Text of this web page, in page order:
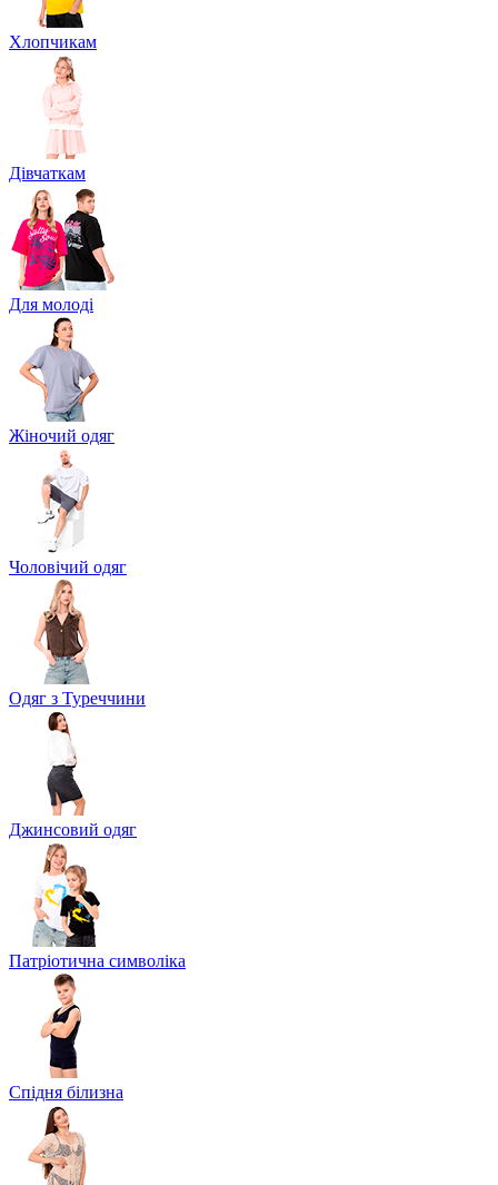
Хлопчикам
Дівчаткам
Для молоді
Жіночий одяг
Чоловічий одяг
Одяг з Туреччини
Джинсовий одяг
Патріотична символіка
Спідня білизна